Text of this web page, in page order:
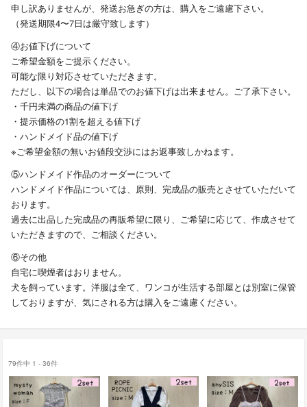
申し訳ありませんが、発送お急ぎの方は、購入をご遠慮下さい。
（発送期限4〜7日は厳守致します）
④お値下げについて
ご希望金額をご提示ください。
可能な限り対応させていただきます。
ただし、以下の場合は単品でのお値下げは出来ません。ご了承下さい。
・千円未満の商品の値下げ
・提示価格の1割を超える値下げ
・ハンドメイド品の値下げ
※ご希望金額の無いお値段交渉にはお返事致しかねます。
⑤ハンドメイド作品のオーダーについて
ハンドメイド作品については、原則、完成品の販売とさせていただいて
おります。
過去に出品した完成品の再販希望に限り、ご希望に応じて、作成させて
いただきますので、ご相談ください。
⑥その他
自宅に喫煙者はおりません。
犬を飼っています。洋服は全て、ワンコが生活する部屋とは別室に保管
しておりますが、気にされる方は購入をご遠慮ください。
79件中 1 - 36件